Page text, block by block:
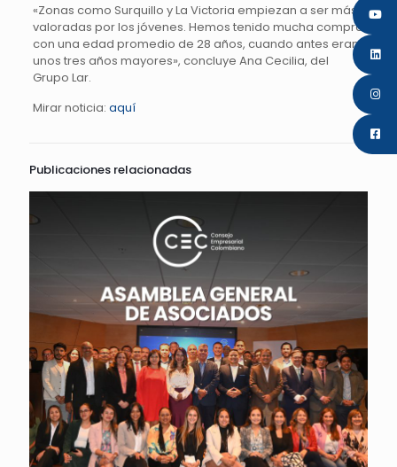
«Zonas como Surquillo y La Victoria empiezan a ser más
valoradas por los jóvenes. Hemos tenido mucha compra
con una edad promedio de 28 años, cuando antes eran
unos tres años mayores», concluye Ana Cecilia, del
Grupo Lar.
Mirar noticia: aquí
Publicaciones relacionadas